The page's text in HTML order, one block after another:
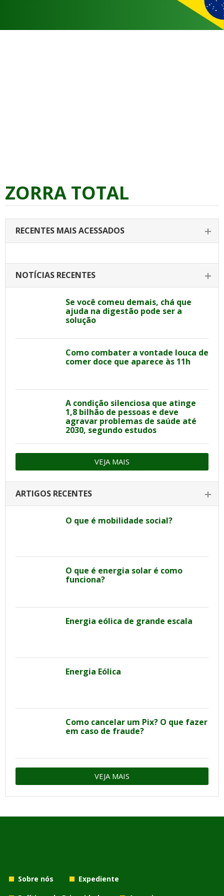
ZORRA TOTAL
RECENTES MAIS ACESSADOS
NOTÍCIAS RECENTES
Se você comeu demais, chá que
ajuda na digestão pode ser a
solução
Como combater a vontade louca de
comer doce que aparece às 11h
A condição silenciosa que atinge
1,8 bilhão de pessoas e deve
agravar problemas de saúde até
2030, segundo estudos
VEJA MAIS
ARTIGOS RECENTES
O que é mobilidade social?
O que é energia solar é como
funciona?
Energia eólica de grande escala
Energia Eólica
Como cancelar um Pix? O que fazer
em caso de fraude?
VEJA MAIS
Sobre nós
Expediente